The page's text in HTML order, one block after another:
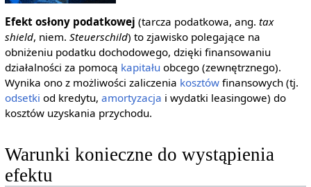
Efekt osłony podatkowej (tarcza podatkowa, ang. tax
shield, niem. Steuerschild) to zjawisko polegające na
obniżeniu podatku dochodowego, dzięki finansowaniu
działalności za pomocą kapitału obcego (zewnętrznego).
Wynika ono z możliwości zaliczenia kosztówfinansowych (tj.
odsetki od kredytu, amortyzacja i wydatki leasingowe) do
kosztów uzyskania przychodu.
Warunki konieczne do wystąpienia
efektu